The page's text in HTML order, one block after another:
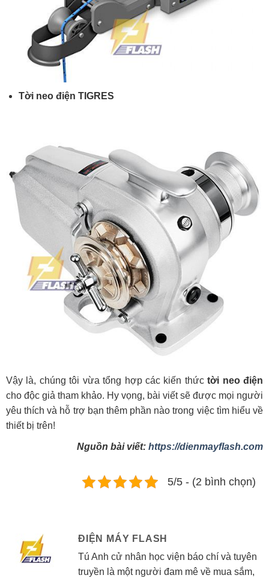
Tời neo điện TIGRES
Vậy là, chúng tôi vừa tổng hợp các kiến thứctời neo điện
cho độc giả tham khảo. Hy vọng, bài viết sẽ được mọi người
yêu thích và hỗ trợ bạn thêm phần nào trong việc tìm hiểu về
thiết bị trên!
Nguồn bài viết: https://dienmayflash.com
5/5 - (2 bình chọn)
ĐIỆN MÁY FLASH
Tú Anh cử nhân học viện báo chí và tuyên
truyền là một người đam mê về mua sắm,